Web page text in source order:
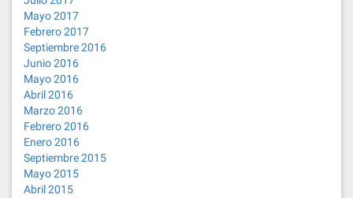
Mayo 2017
Febrero 2017
Septiembre 2016
Junio 2016
Mayo 2016
Abril 2016
Marzo 2016
Febrero 2016
Enero 2016
Septiembre 2015
Mayo 2015
Abril 2015